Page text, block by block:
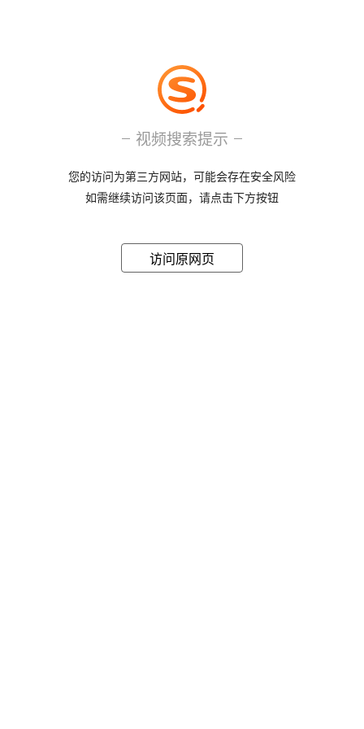
视频搜索提示
您的访问为第三方网站，可能会存在安全风险
如需继续访问该页面，请点击下方按钮
访问原网页